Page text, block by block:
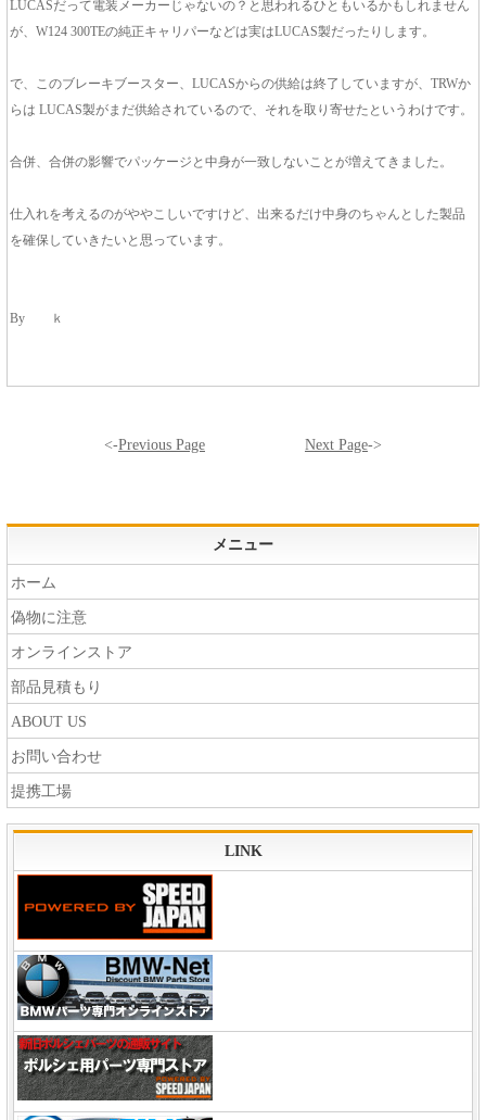
LUCASだって電装メーカーじゃないの？と思われるひともいるかもしれません
が、W124 300TEの純正キャリパーなどは実はLUCAS製だったりします。
で、このブレーキブースター、LUCASからの供給は終了していますが、TRWか
らは LUCAS製がまだ供給されているので、それを取り寄せたというわけです。
合併、合併の影響でパッケージと中身が一致しないことが増えてきました。
仕入れを考えるのがややこしいですけど、出来るだけ中身のちゃんとした製品
を確保していきたいと思っています。
By ｋ
<-Previous Page Next Page->
メニュー
ホーム
偽物に注意
オンラインストア
部品見積もり
ABOUT US
お問い合わせ
提携工場
LINK